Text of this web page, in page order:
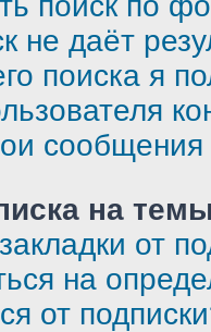
не даёт
поиска я
на
от
на
от